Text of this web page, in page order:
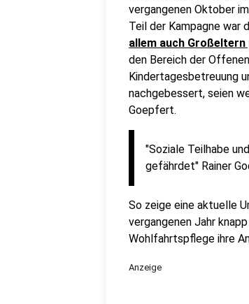
vergangenen Oktober
Teil der Kampagne war
allem auch
den Bereich der
Kindertagesbetreuung
nachgebessert, seien
Goepfert.
"Soziale Teilhabe
gefährdet" Rainer
So zeige eine aktuelle
vergangenen Jahr
Wohlfahrtspflege ihre
Anzeige